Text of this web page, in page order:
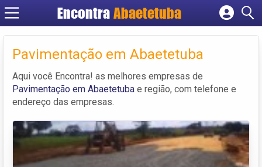
Encontra Abaetetuba
Cadastrar empresa
Criar conta
Pavimentação em Abaetetuba
Aqui você Encontra! as melhores empresas de
Pavimentação em Abaetetuba e região, com telefone e
endereço das empresas.